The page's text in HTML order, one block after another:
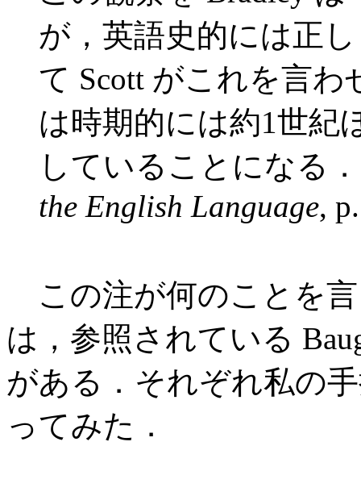
が，英語史的には正
て Scott がこれを言
は時期的には約1世紀
していることになる
the English Language,
この注が何のことを
は，参照されている
がある．それぞれ私の
ってみた．